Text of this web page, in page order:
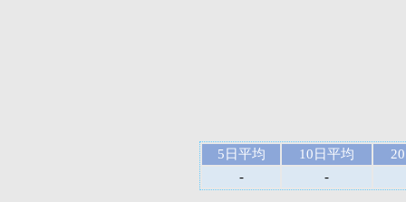
5日平均 10日平均
-
-